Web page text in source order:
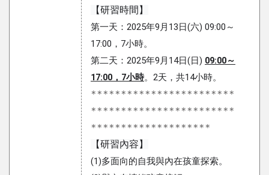
【研習時間】
第一天：2025年9月13日(六) 09:00～
17:00，7小時。
第二天：2025年9月14日(日) 09:00～
17:00，7小時。2天，共14小時。
************************
************************
********************
【研習內容】
(1)多面向的自我與內在孩童探索。